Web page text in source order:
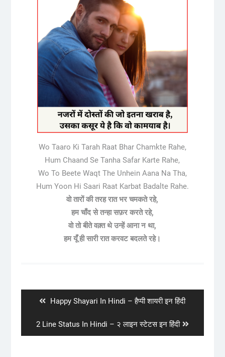
Wo Taaro Ki Tarah Raat Bhar Chamkte Rahe,
Hum Chaand Se Tanha Safar Karte Rahe,
Wo To Beete Waqt The Unhein Aana Na Tha,
Hum Yoon Hi Saari Raat Karbat Badalte Rahe.
वो तारों की तरह रात भर चमकते रहे,
हम चाँद से तन्हा सफ़र करते रहे,
वो तो बीते वक़्त थे उन्हें आना न था,
हम यूँ ही सारी रात करवट बदलते रहे।
Previous
Happy Shayari In Hindi – हैप्पी शायरी इन हिंदी
Next
post:
2 Line Status In Hindi – २ लाइन स्टेटस इन हिंदी